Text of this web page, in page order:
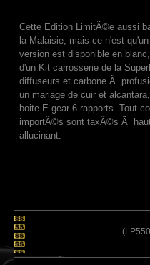
Cette Edition LimitÃ©e aussi
la Malaisie, mais ce n'est
version est disponible en
d'un Kit carrosserie de la
diffuseurs et carbone Ã
un mariage de cuir et
boite E-gear 6 rapports. Tout
importÃ©s sont taxÃ©s Ã
allucinant.